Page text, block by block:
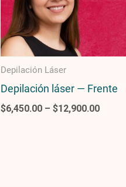
Depilación Láser
Depilación láser — Frente
$6,450.00 – $12,900.00